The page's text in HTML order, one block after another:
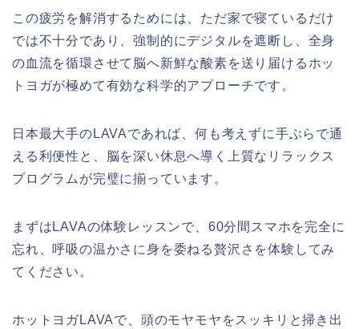
この疲労を解消するためには、ただ家で寝ているだけ
では不十分であり、強制的にデジタルを遮断し、全身
の血流を循環させて脳へ新鮮な酸素を送り届けるホッ
トヨガが極めて有効な科学的アプローチです。
日本最大手のLAVAであれば、何も考えずに手ぶらで通
える利便性と、脳を深い休息へ導く上質なリラックス
プログラムが完璧に揃っています。
まずはLAVAの体験レッスンで、60分間スマホを完全に
忘れ、呼吸の温かさに身を委ねる贅沢さを体験してみ
てください。
ホットヨガLAVAで、頭のモヤモヤをスッキリと掃き出